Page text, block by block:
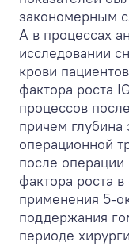
закономерным
A в процессах
исследовании
крови
фактора роста
процессов
причем глубина
операционной
после
фактора роста
применения 5-
поддержания
периоде